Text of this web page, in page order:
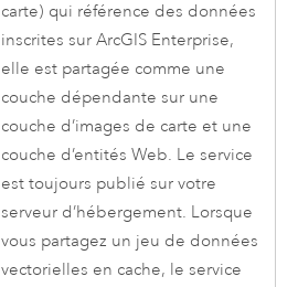
carte) qui référence des données
inscrites surArcGIS Enterprise,
elle est partagée comme une
couche dépendante sur une
couche d’images de carte et une
couche d’entités Web. Le service
est toujours publié sur votre
serveur d’hébergement. Lorsque
vous partagez un jeu de données
vectorielles en cache, le service